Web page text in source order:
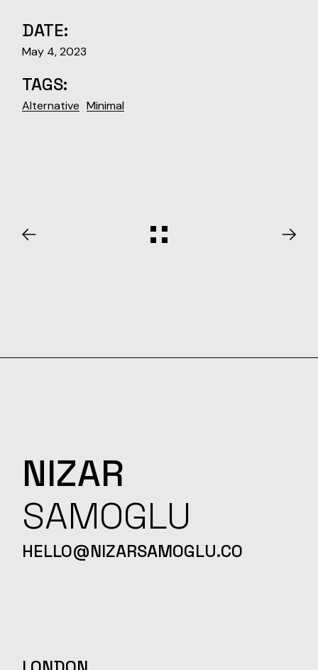
DATE:
May 4, 2023
TAGS:
Alternative Minimal
NIZAR
SAMOGLU
HELLO@NIZARSAMOGLU.CO